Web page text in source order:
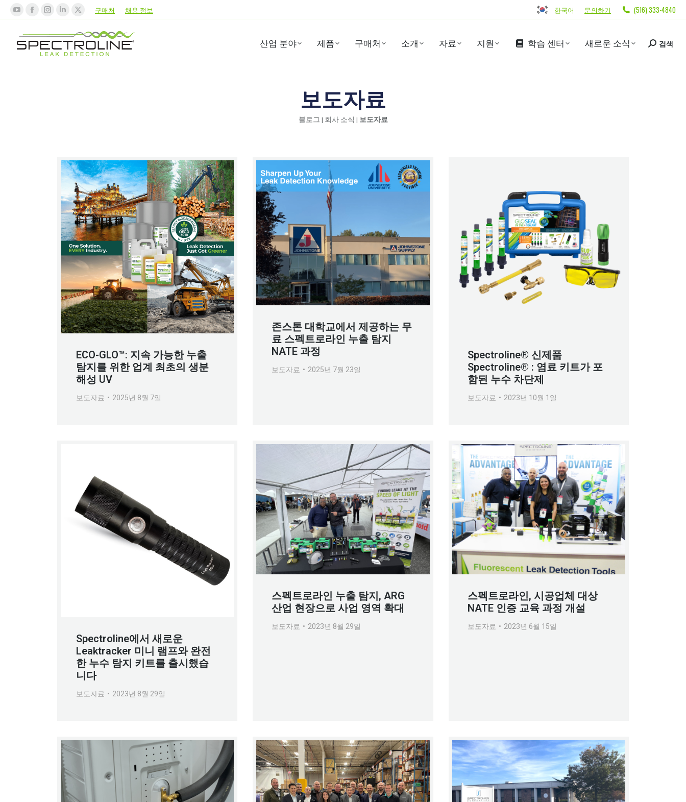
구매처 채용 정보 한국어 문의하기 (516) 333-4840
산업 분야 제품 구매처 소개 자료 지원 학습 센터 새로운 소식 검색
보도자료
블로그 | 회사 소식 | 보도자료
ECO-GLO™: 지속 가능한 누출
탐지를 위한 업계 최초의 생분
해성 UV
보도자료 2025년 8월 7일
존스톤 대학교에서 제공하는 무
료 스펙트로라인 누출 탐지
NATE 과정
보도자료 2025년 7월 23일
Spectroline® 신제품
Spectroline® : 염료 키트가 포
함된 누수 차단제
보도자료 2023년 10월 1일
Spectroline에서 새로운
Leaktracker 미니 램프와 완전
한 누수 탐지 키트를 출시했습
니다
보도자료 2023년 8월 29일
스펙트로라인 누출 탐지, ARG
산업 현장으로 사업 영역 확대
보도자료 2023년 8월 29일
스펙트로라인, 시공업체 대상
NATE 인증 교육 과정 개설
보도자료 2023년 6월 15일